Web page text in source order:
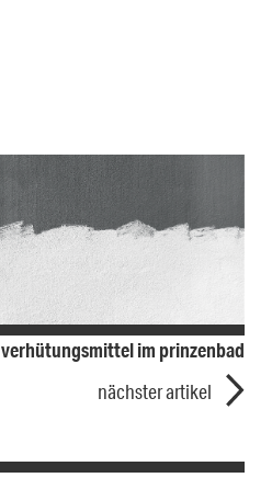
verhütungsmittel im prinzenbad
nächster artikel